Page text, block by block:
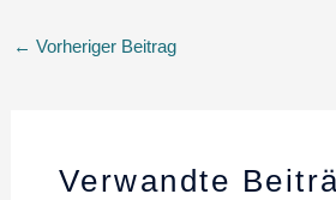
← Vorheriger Beitrag
Verwandte